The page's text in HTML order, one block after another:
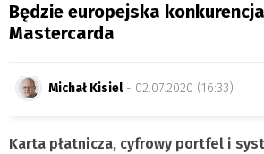
Będzie europejska
Mastercarda
Michał Kisiel- 02.07.2020 (16:33)
Karta płatnicza, cyfrowy portfel i